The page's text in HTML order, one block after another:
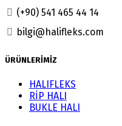
(+90) 541 465 44 14
bilgi@halifleks.com
ÜRÜNLERİMİZ
HALIFLEKS
RİP HALI
BUKLE HALI